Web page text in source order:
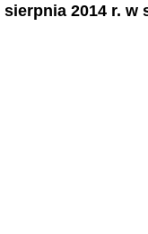
2014 r.